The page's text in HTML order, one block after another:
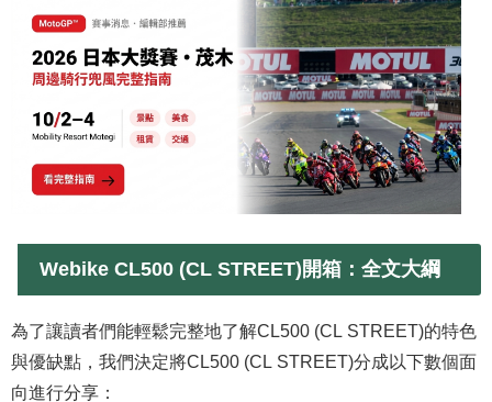
Webike CL500 (CL STREET)開箱：全文大綱
為了讓讀者們能輕鬆完整地了解CL500 (CL STREET)的特色
與優缺點，我們決定將CL500 (CL STREET)分成以下數個面
向進行分享：